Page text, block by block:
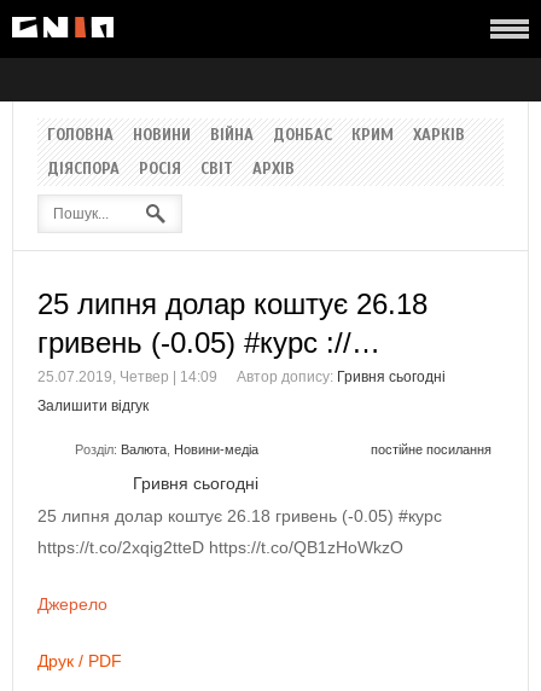
ГОЛОВНА НОВИНИ ВІЙНА ДОНБАС КРИМ
ХАРКІВ
ДІЯСПОРА
РОСІЯ СВІТ АРХІВ
25 липня долар коштує 26.18
гривень (-0.05) #курс ://…
25.07.2019, Четвер | 14:09 Автор допису: Гривня сьогодні
Залишити відгук
Розділ: Валюта Новини-медіа постійне посилання
Гривня сьогодні
25 липня долар коштує 26.18 гривень (-0.05) #курс
https://t.co/2xqig2tteD https://t.co/QB1zHoWkzO
Джерело
Друк / PDF